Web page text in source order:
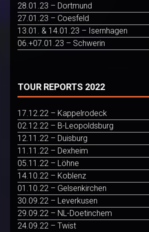
28.01.23 – Dortmund
27.01.23 – Coesfeld
13.01. & 14.01.23 – Isernhagen
06.+07.01.23 – Schwerin
TOUR REPORTS 2022
17.12.22 – Kappelrodeck
02.12.22 – B-Leopoldsburg
12.11.22 – Duisburg
11.11.22 – Dexheim
05.11.22 – Löhne
14.10.22 – Koblenz
01.10.22 – Gelsenkirchen
30.09.22 – Leverkusen
29.09.22 – NL-Doetinchem
24.09.22 – Twist